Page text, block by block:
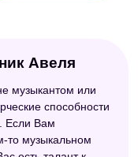
Авеля
музыкантом или
способности
Если Вам
то музыкальном